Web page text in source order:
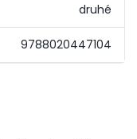
druhé
9788020447104